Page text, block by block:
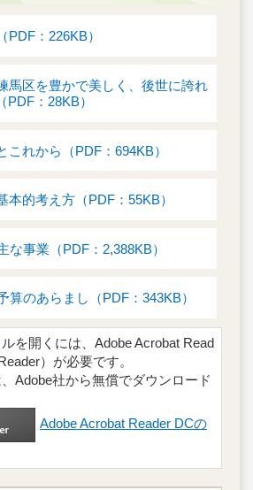
PDF：226KB）
馬区を豊かで美しく、後世に誇れ
PDF：28KB）
これから（PDF：694KB）
本的考え方（PDF：55KB）
な事業（PDF：2,388KB）
算のあらまし（PDF：343KB）
を開くには、Adobe Acrobat Read
）が必要です。
Adobe社から無償でダウンロード
Adobe Acrobat Reader DCの